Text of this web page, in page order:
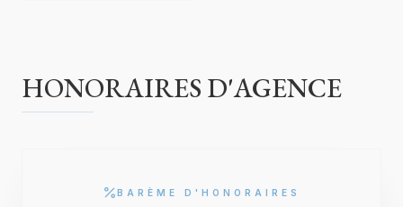
HONORAIRES D'AGENCE
BARÈME D'HONORAIRES